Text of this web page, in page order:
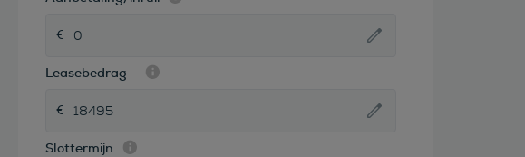
Leasebedrag
Slottermijn